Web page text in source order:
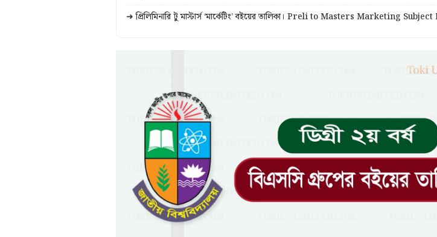
➜ প্রিলিমিনারি টু মাস্টার্স ‘মার্কেটিং’ বইয়ের তালিকা। Preli to Masters Marketing